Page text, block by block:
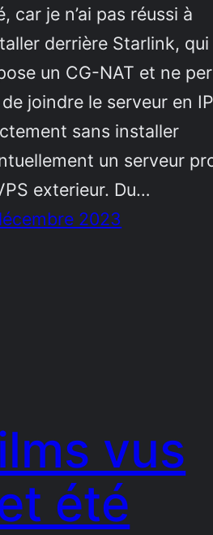
car je n’ai pas réussi à
derrière Starlink, qui
un CG-NAT et ne
joindre le serveur en
sans installer
un serveur
exterieur. Du…
2023
vus
été